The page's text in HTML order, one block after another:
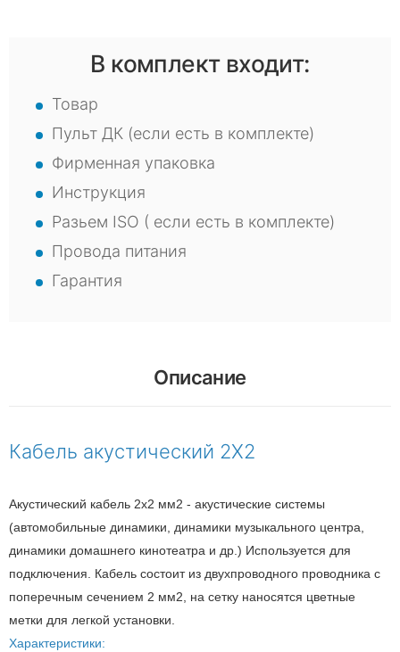
В комплект входит:
Товар
Пульт ДК (если есть в комплекте)
Фирменная упаковка
Инструкция
Разьем ISO ( если есть в комплекте)
Провода питания
Гарантия
Описание
Кабель акустический 2X2
Акустический кабель 2х2 мм2 - акустические системы
(автомобильные динамики, динамики музыкального центра,
динамики домашнего кинотеатра и др.) Используется для
подключения. Кабель состоит из двухпроводного проводника с
поперечным сечением 2 мм2, на сетку наносятся цветные
метки для легкой установки.
Характеристики: